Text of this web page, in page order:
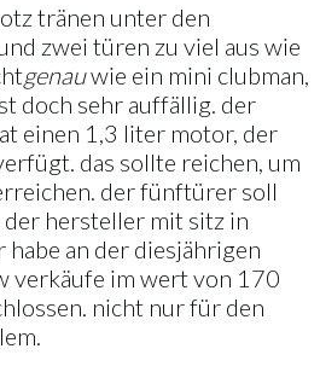
tränen unter den
zwei türen zu viel aus wie
genauwie ein mini clubman,
doch sehr auffällig. der
einen 1,3 liter motor, der
das sollte reichen, um
der fünftürer soll
hersteller mit sitz in
an der diesjährigen
verkäufe im wert von 170
nicht nur für den